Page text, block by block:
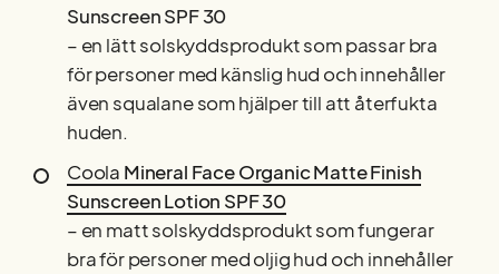
Sunscreen SPF 30
– en lätt solskyddsprodukt som passar bra
för personer med känslig hud och innehåller
även squalane som hjälper till att återfukta
huden.
Coola Mineral Face Organic Matte Finish
Sunscreen Lotion SPF 30
– en matt solskyddsprodukt som fungerar
bra för personer med oljig hud och innehåller